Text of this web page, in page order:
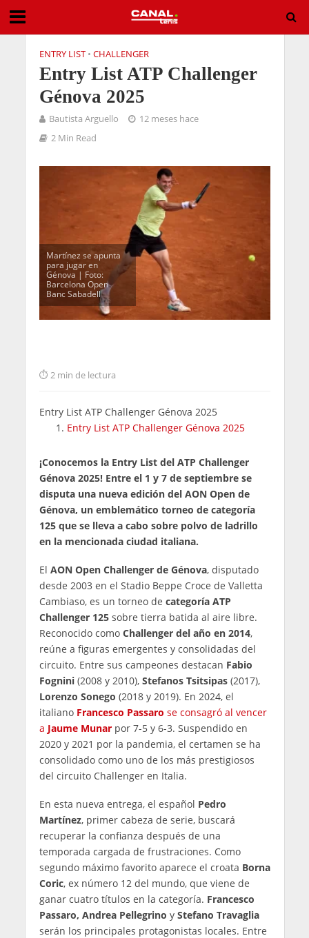
ENTRY LIST • CHALLENGER
Entry List ATP Challenger
Génova 2025
Bautista Arguello
12 meses hace
2 Min Read
Martínez se apunta
para jugar en
Génova | Foto:
Barcelona Open
Banc Sabadell
2 min de lectura
Entry List ATP Challenger Génova 2025
Entry List ATP Challenger Génova 2025
¡Conocemos la Entry List del ATP Challenger
Génova 2025! Entre el 1 y 7 de septiembre se
disputa una nueva edición del AON Open de
Génova, un emblemático torneo de categoría
125 que se lleva a cabo sobre polvo de ladrillo
en la mencionada ciudad italiana.
El AON Open Challenger de Génova, disputado
desde 2003 en el Stadio Beppe Croce de Valletta
Cambiaso, es un torneo de categoría ATP
Challenger 125sobre tierra batida al aire libre.
Reconocido como Challenger del año en 2014,
reúne a figuras emergentes y consolidadas del
circuito. Entre sus campeones destacan Fabio
Fognini(2008 y 2010), Stefanos Tsitsipas(2017),
Lorenzo Sonego (2018 y 2019). En 2024, el
italiano Francesco Passaro se consagró al vencer
a Jaume Munarpor 7-5 y 6-3. Suspendido en
2020 y 2021 por la pandemia, el certamen se ha
consolidado como uno de los más prestigiosos
del circuito Challenger en Italia.
En esta nueva entrega, el español Pedro
Martínez, primer cabeza de serie, buscará
recuperar la confianza después de una
temporada cargada de frustraciones. Como
segundo máximo favorito aparece el croata Borna
Coric, ex número 12 del mundo, que viene de
ganar cuatro títulos en la categoría. Francesco
Passaro, Andrea Pellegrino yStefano Travaglia
serán los principales protagonistas locales. Entre